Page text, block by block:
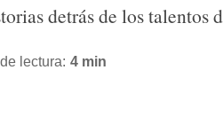
detrás de los talentos
lectura: 4 min